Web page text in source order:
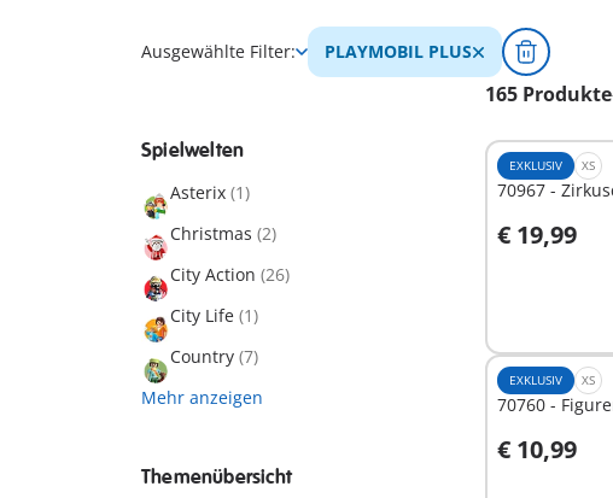
Ausgewählte Filter: PLAYMOBIL PLUS
165 Produkte
Spielwelten
Asterix (1)
Christmas (2)
City Action (26)
City Life (1)
Country (7)
Mehr anzeigen
Themenübersicht
EXKLUSIV XS
70967 -
€ 19,99
In den
EXKLUSIV XS
70760 -
€ 10,99
In den